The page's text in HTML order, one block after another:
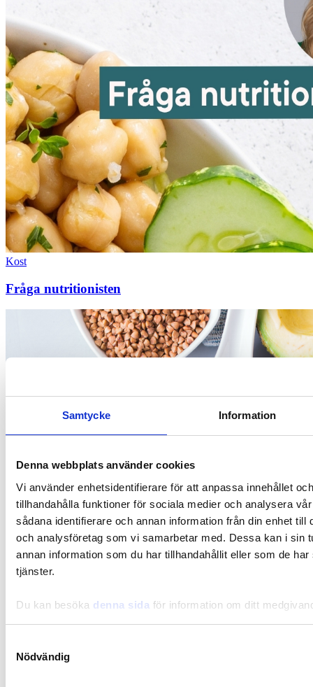
Samtycke Information
Denna webbplats använder cookies
Vi använder enhetsidentifierare för att anpassa innehållet
tillhandahålla funktioner för sociala medier och analysera
sådana identifierare och annan information från din enhet till
och analysföretag som vi samarbetar med. Dessa kan i sin
annan information som du har tillhandahållit eller som de
tjänster.
Du kan besöka denna sida för information om ditt
Nödvändig
Kost
Fråga nutritionisten